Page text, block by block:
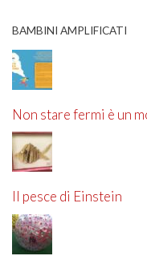
BAMBINI AMPLIFICATI
Non stare fermi è un
Il pesce di Einstein